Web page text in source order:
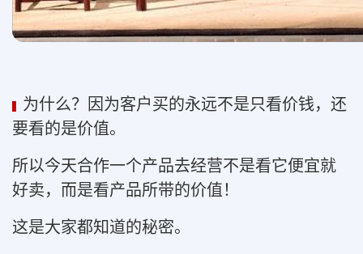
为什么？因为客户买的永远不是只看价钱，还
要看的是价值。
所以今天合作一个产品去经营不是看它便宜就
好卖，而是看产品所带的价值！
这是大家都知道的秘密。